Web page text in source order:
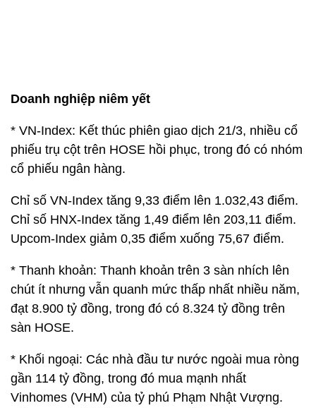
Doanh nghiệp niêm yết
* VN-Index: Kết thúc phiên giao dịch 21/3, nhiều cổ
phiếu trụ cột trên HOSE hồi phục, trong đó có nhóm
cổ phiếu ngân hàng.
Chỉ số VN-Index tăng 9,33 điểm lên 1.032,43 điểm.
Chỉ số HNX-Index tăng 1,49 điểm lên 203,11 điểm.
Upcom-Index giảm 0,35 điểm xuống 75,67 điểm.
* Thanh khoản: Thanh khoản trên 3 sàn nhích lên
chút ít nhưng vẫn quanh mức thấp nhất nhiều năm,
đạt 8.900 tỷ đồng, trong đó có 8.324 tỷ đồng trên
sàn HOSE.
* Khối ngoại: Các nhà đầu tư nước ngoài mua ròng
gần 114 tỷ đồng, trong đó mua mạnh nhất
Vinhomes (VHM) của tỷ phú Phạm Nhật Vượng.